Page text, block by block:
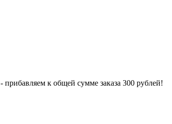
к общей сумме заказа 300 рублей!